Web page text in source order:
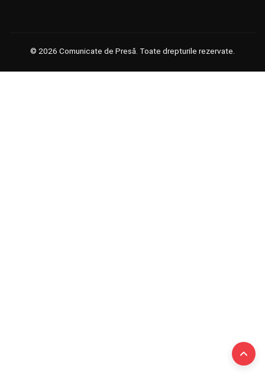
© 2026 Comunicate de Presă. Toate drepturile rezervate.